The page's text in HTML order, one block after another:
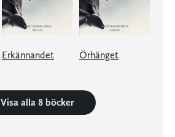
Erkännandet Örhänget
Visa alla 8 böcker